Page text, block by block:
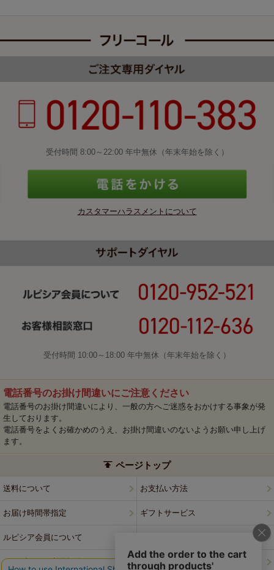
受付時間 8:00～22:00 年中無休（年末年始を除く）
カスタマーハラスメントについて
受付時間 10:00～18:00 年中無休（年末年始を除く）
電話番号のお掛け間違いにご注意ください
電話番号のお掛け間違いにより、一般の方へご迷惑をおかけする事象が発
生しております。
電話番号をよくお確かめのうえ、お掛け間違いのないようお願い申し上げ
ます。
ページトップ
送料について お支払い方法
お届け時間帯指定 ギフトサービス
ルピシア会員について
ウェブサイト利用規約 特定商取引法に基づく表記